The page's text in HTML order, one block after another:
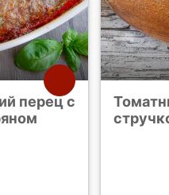
перец с